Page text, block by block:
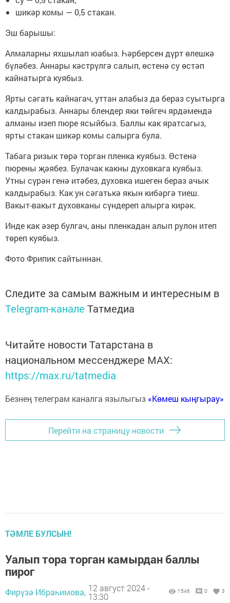
шикәр комы — 0,5 стакан.
Эш барышы:
Алмаларны яхшылап юабыз. Һәрберсен дүрт өлешкә
бүләбез. Аннары кәстрүлгә салып, өстенә су өстәп
кайнатырга куябыз.
Ярты сәгать кайнагач, уттан алабыз да бераз суытырга
калдырабыз. Аннары блендер яки төйгеч ярдәмендә
алманы изеп пюре ясыйбыз. Баллы как яратсагыз,
ярты стакан шикәр комы салырга була.
Табага ризык төрә торган пленка куябыз. Өстенә
пюрены җәябез. Булачак какны духовкага куябыз.
Утны сүрән генә итәбез, духовка ишеген бераз ачык
калдырабыз. Как ун сәгатькә якын кибәргә тиеш.
Вакыт-вакыт духовканы сүндереп алырга кирәк.
Инде как әзер булгач, аны пленкадан алып рулон итеп
төреп куябыз.
Фото Фрипик сайтыннан.
Следите за самым важным и интересным в
Telegram-канале Татмедиа
Читайте новости Татарстана в
национальном мессенджере MАХ:
https://max.ru/tatmedia
Безнең телеграм каналга язылыгыз «Көмеш кыңгырау»
Перейти на страницу новости
ТӘМЛЕ БУЛСЫН!
Уалып тора торган камырдан баллы
пирог
Фирүзә Ибраһимова, 12 август 2024 -
13:30
1546 0 3